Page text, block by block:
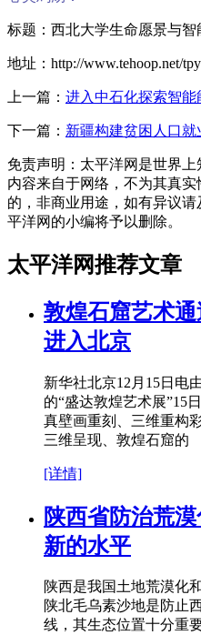
标题：西北大学生命愿景与智
地址：http://www.tehoop.net/
上一篇： 进入中石化探索智能
下一篇： 新疆构建贫困人口
免责声明：太平洋网是世界
内容来自于网络，不为其真
的，非商业用途，如有异议请
平洋网的小编将予以删除。
太平洋网推荐文章
敦煌石窟艺术
进入北京
新华社北京12月15日电
的“盛达敦煌艺术展”15
真壁画重刻、三维重构
三维呈现、敦煌石窟的
[详情]
陕西省防治荒
新的水平
陕西是我国土地荒漠化
陕北毛乌素沙地是防止
线，其生态位置十分重